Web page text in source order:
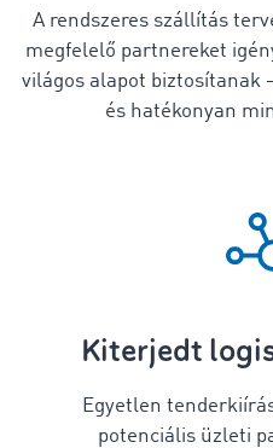
A rendszeres szállítás
megfelelő partnereket
világos alapot
és hatékonyan
Kiterjedt
Egyetlen
potenciális üzleti